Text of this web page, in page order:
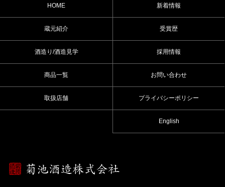
HOME
蔵元紹介
酒造り/酒造見学
商品一覧
取扱店舗
新着情報
受賞歴
採用情報
お問い合わせ
プライバシーポリシー
English